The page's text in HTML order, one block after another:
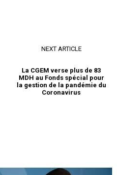
NEXT ARTICLE
La CGEM verse plus de 83
MDH au Fonds spécial pour
la gestion de la pandémie du
Coronavirus